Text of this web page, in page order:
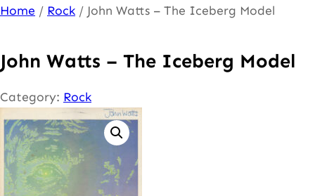
Ga
de
inhoud
Home / Rock / John Watts – The Iceberg Model
John Watts – The Iceberg Model
Category: Rock